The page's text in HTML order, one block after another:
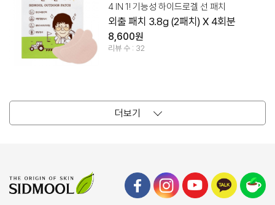
4 IN 1! 기능성 하이드로겔 선 패치
외출 패치 3.8g (2패치) X 4회분
8,600원
리뷰 수 : 32
더보기